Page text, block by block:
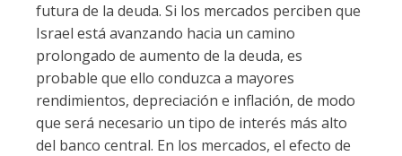
futura de la deuda. Si los mercados perciben que
Israel está avanzando hacia un camino
prolongado de aumento de la deuda, es
probable que ello conduzca a mayores
rendimientos, depreciación e inflación, de modo
que será necesario un tipo de interés más alto
del banco central. En los mercados, el efecto de